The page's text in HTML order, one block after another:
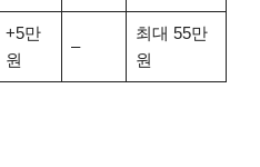
+5만
원
–
최대 55만
원